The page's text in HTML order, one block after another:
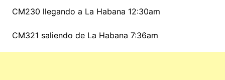
CM230 llegando a La Habana 12:30am
CM321 saliendo de La Habana 7:36am